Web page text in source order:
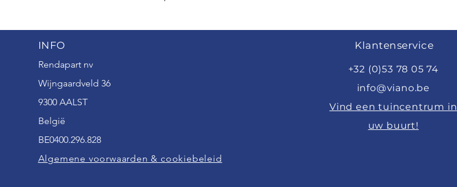
INFO
Rendapart nv
Wijngaardveld 36
9300 AALST
België
BE0400.296.828
Algemene voorwaarden & cookiebeleid
Klantenservice
+32 (0)53 78 05 74
info@viano.be
Vind een tuincentrum in
uw buurt!